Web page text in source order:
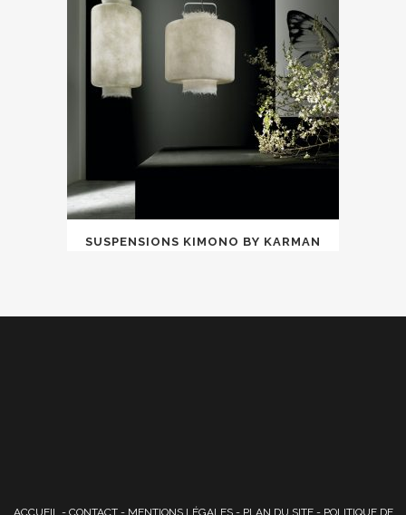
SUSPENSIONS KIMONO BY KARMAN
ACCUEIL - CONTACT- MENTIONS LÉGALES- PLAN DU SITE- POLITIQUE DE